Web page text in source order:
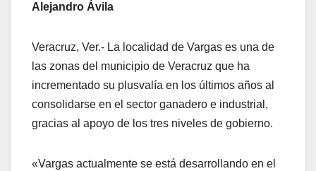
Alejandro Ávila
Veracruz, Ver.- La localidad de Vargas es una de
las zonas del municipio de Veracruz que ha
incrementado su plusvalía en los últimos años al
consolidarse en el sector ganadero e industrial,
gracias al apoyo de los tres niveles de gobierno.
«Vargas actualmente se está desarrollando en el